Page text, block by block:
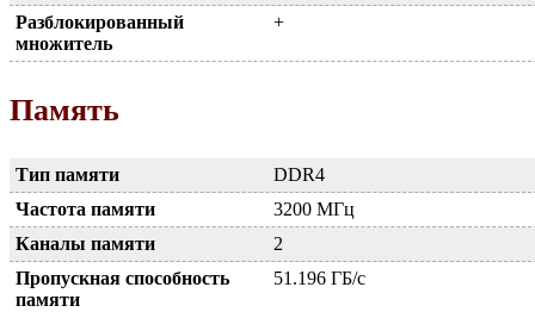
Разблокированный
множитель
+
Память
Тип памяти
DDR4
Частота памяти
3200 МГц
Каналы памяти
2
Пропускная способность
памяти
51.196 ГБ/с